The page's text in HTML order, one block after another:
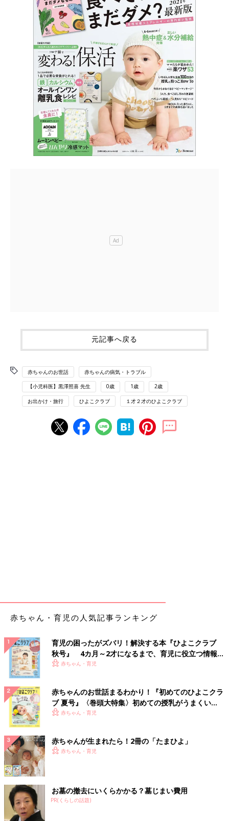
元記事へ戻る
赤ちゃんのお世話 赤ちゃんの病気・トラブル
【小児科医】黒澤照喜 先生 0歳 1歳 2歳
お出かけ・旅行 ひよこクラブ １才２才のひよこクラブ
赤ちゃん・育児の人気記事ランキング
育児の困ったがズバリ！解決する本『ひよこクラブ
秋号』 4カ月～2才になるまで、育児に役立つ情報が
いっぱい！
赤ちゃん・育児
赤ちゃんのお世話まるわかり！『初めてのひよこクラ
ブ 夏号』〈巻頭大特集〉初めての授乳がうまくい
く！ おっぱい・ミルクの基本と夏のトラブル 解決テ
赤ちゃん・育児
赤ちゃんが生まれたら！2冊の「たまひよ」
赤ちゃん・育児
お墓の撤去にいくらかかる？墓じまい費用
PR(くらしの話題)